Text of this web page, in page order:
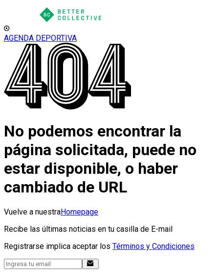
AGENDA DEPORTIVA
No podemos encontrar la
página solicitada, puede no
estar disponible, o haber
cambiado de URL
Vuelve a nuestraHomepage
Recibe las últimas noticias en tu casilla de E-mail
Registrarse implica aceptar los Términos y Condiciones